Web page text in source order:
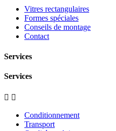
Vitres rectangulaires
Formes spéciales
Conseils de montage
Contact
Services
Services
 
Conditionnement
Transport